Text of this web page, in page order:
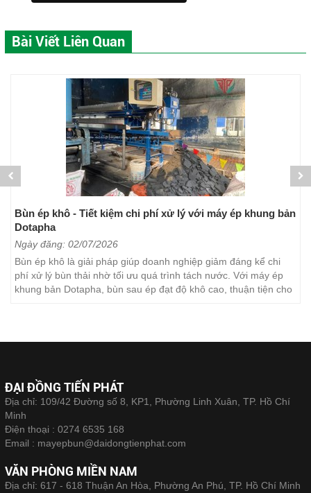
Bài Viết Liên Quan
Bùn ép khô - Tiết kiệm chi phí xử lý với máy ép khung bản
Dotapha
Ngày đăng: 02/07/2026
Bùn ép khô là giải pháp giúp doanh nghiệp giảm đáng kể chi
phí xử lý bùn thải nhờ tối ưu quá trình tách nước. Với máy ép
khung bản Dotapha, bùn sau ép đạt độ khô cao, thuận tiện cho
ĐẠI ĐỒNG TIẾN PHÁT
Địa chỉ: 109/42 Đường số 8, KP1, Phường Linh Xuân, TP. Hồ Chí
Minh
Điện thoại : 0274 6535 168
Email : mayepbun@daidongtienphat.com
VĂN PHÒNG MIỀN NAM
Địa chỉ: 617 - 618 Thuận An Hòa, Phường An Phú, TP. Hồ Chí Minh